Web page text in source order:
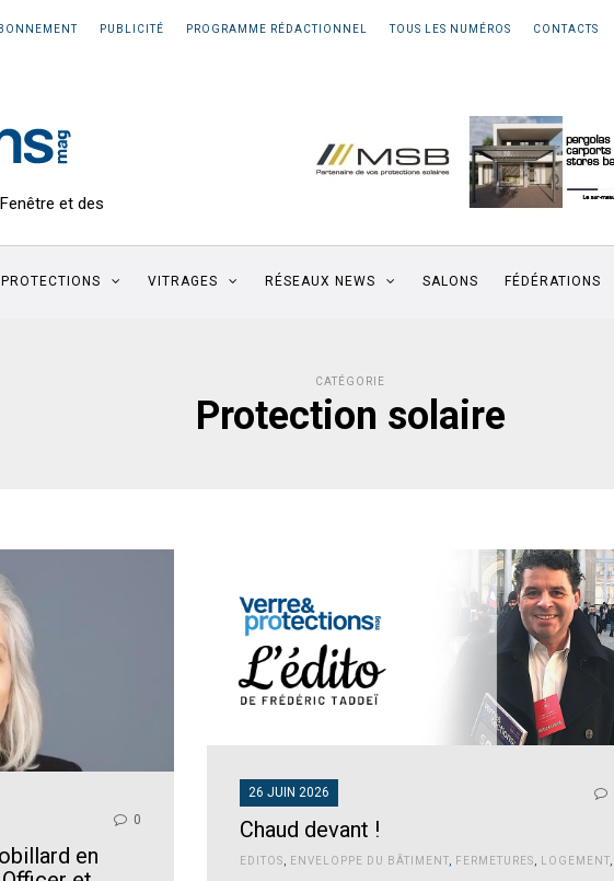
PUBLICITÉ PROGRAMME RÉDACTIONNEL TOUS LES NUMÉROS CONTACTS
et des
PROTECTIONS VITRAGES RÉSEAUX NEWS SALONS FÉDÉRATIONS
CATÉGORIE
Protection solaire
0
en
26 JUIN 2026
Chaud devant !
EDITOS, ENVELOPPE DU BÂTIMENT, FERMETURES, LOGEMENT,